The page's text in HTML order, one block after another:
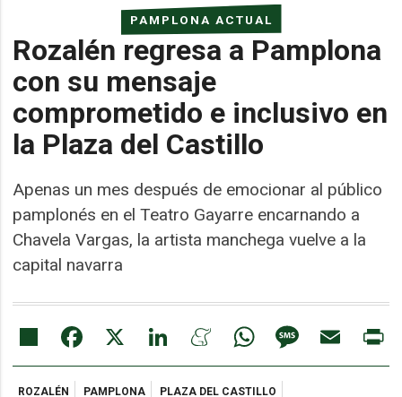
PAMPLONA ACTUAL
Rozalén regresa a Pamplona
con su mensaje
comprometido e inclusivo en
la Plaza del Castillo
Apenas un mes después de emocionar al público
pamplonés en el Teatro Gayarre encarnando a
Chavela Vargas, la artista manchega vuelve a la
capital navarra
Share Facebook LinkedIn MeneameWhatsAppMessageEmail
ROZALÉN PAMPLONA PLAZA DEL CASTILLO